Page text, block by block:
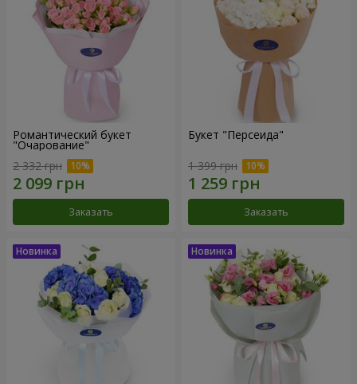
Романтический букет
"Очарование"
2 332 грн
Заказать
Букет "Персеида"
1 399 грн
Заказать